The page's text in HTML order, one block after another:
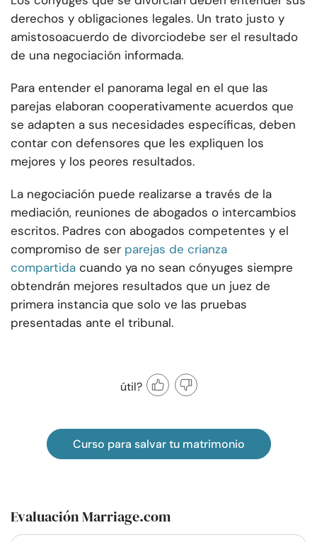
derechos y obligaciones legales. Un trato justo y
amistosoacuerdo de divorciodebe ser el resultado
de una negociación informada.
Para entender el panorama legal en el que las
parejas elaboran cooperativamente acuerdos que
se adapten a sus necesidades específicas, deben
contar con defensores que les expliquen los
mejores y los peores resultados.
La negociación puede realizarse a través de la
mediación, reuniones de abogados o intercambios
escritos. Padres con abogados competentes y el
compromiso de ser parejas de crianza
compartida cuando ya no sean cónyuges siempre
obtendrán mejores resultados que un juez de
primera instancia que solo ve las pruebas
presentadas ante el tribunal.
útil?
Curso para salvar tu matrimonio
Evaluación Marriage.com